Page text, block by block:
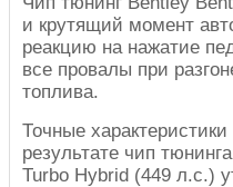
и крутящий момент
реакцию на нажатие
все провалы при
топлива.
Точные
результате чип
Turbo Hybrid (449 л.с.)